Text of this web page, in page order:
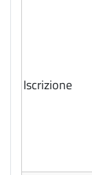
Iscrizione